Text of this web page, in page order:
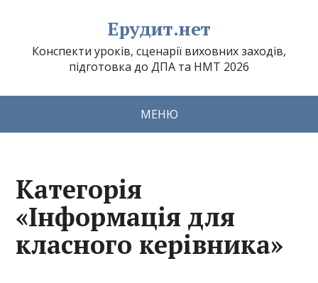
Ерудит.нет
Конспекти уроків, сценарії виховних заходів,
підготовка до ДПА та НМТ 2026
МЕНЮ
Категорія
«Інформація для
класного керівника»